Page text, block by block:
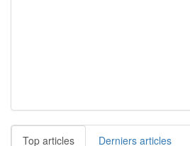
Top articles Derniers articles